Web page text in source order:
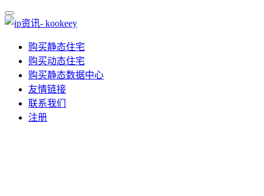
购买静态住宅
购买动态住宅
购买静态数据中心
友情链接
联系我们
注册